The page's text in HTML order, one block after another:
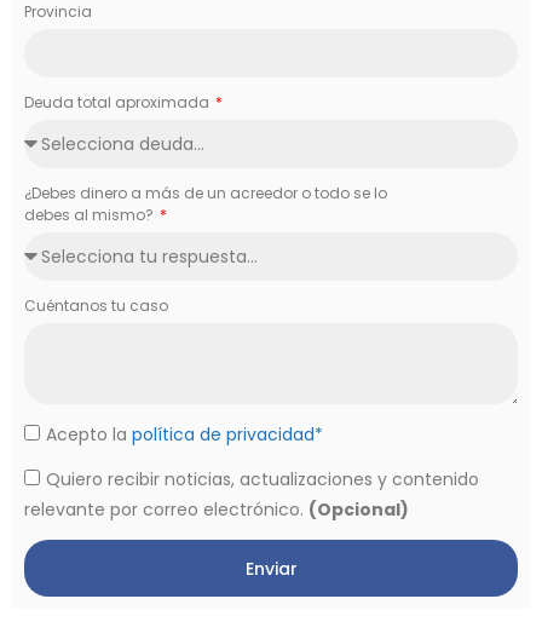
Provincia
Deuda total aproximada
¿Debes dinero a más de un acreedor o todo se lo
debes al mismo?
Cuéntanos tu caso
Acepto la política de privacidad*
Quiero recibir noticias, actualizaciones y contenido
relevante por correo electrónico. (Opcional)
Enviar